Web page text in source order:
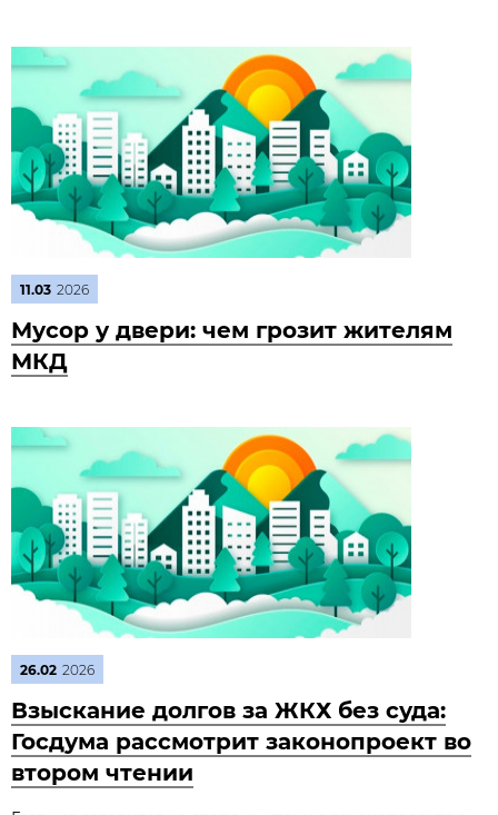
11.03 2026
Мусор у двери: чем грозит жителям
МКД
26.02 2026
Взыскание долгов за ЖКХ без суда:
Госдума рассмотрит законопроект во
втором чтении